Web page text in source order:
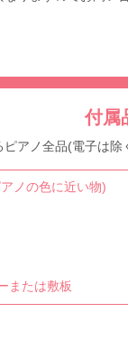
付属
アノ全品(電子は除
ノの色に近い物)
または敷板